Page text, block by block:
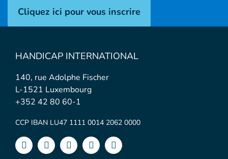
Cliquez ici pour vous inscrire
HANDICAP INTERNATIONAL
140, rue Adolphe Fischer
L-1521 Luxembourg
+352 42 80 60-1
CCP IBAN LU47 1111 0014 2062 0000